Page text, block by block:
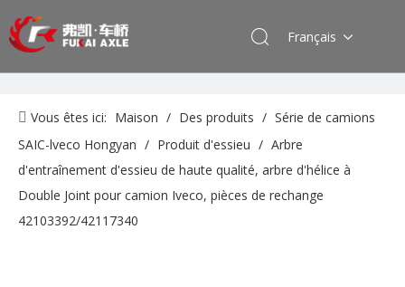
Français
Vous êtes ici: Maison / Des produits / Série de camions
SAIC-lveco Hongyan / Produit d'essieu / Arbre
d'entraînement d'essieu de haute qualité, arbre d'hélice à
Double Joint pour camion Iveco, pièces de rechange
42103392/42117340